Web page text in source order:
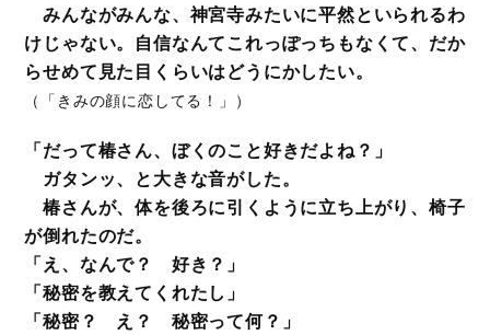
みんながみんな、神宮寺みたいに平然といられるわ
けじゃない。自信なんてこれっぽっちもなくて、だか
らせめて見た目くらいはどうにかしたい。
（「きみの顔に恋してる！」）
「だって椿さん、ぼくのこと好きだよね？」
ガタンッ、と大きな音がした。
椿さんが、体を後ろに引くように立ち上がり、椅子
が倒れたのだ。
「え、なんで？ 好き？」
「秘密を教えてくれたし」
「秘密？ え？ 秘密って何？」